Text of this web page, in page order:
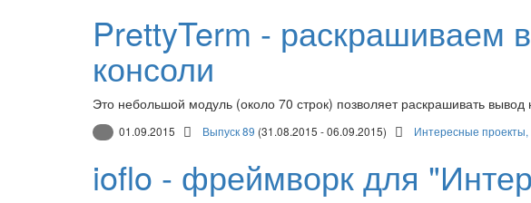
PrettyTerm - раскрашиваем
консоли
Это небольшой модуль (около 70 строк) позволяет раскрашивать вывод
01.09.2015 Выпуск 89 (31.08.2015 - 06.09.2015) Интересные проекты,
ioflo - фреймворк для